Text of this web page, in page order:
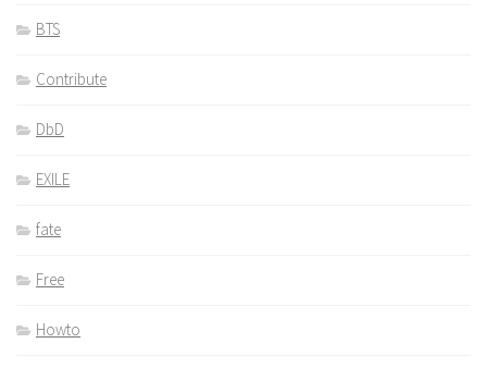
BTS
Contribute
DbD
EXILE
fate
Free
Howto